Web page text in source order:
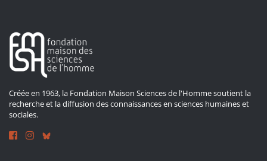
Créée en 1963, la Fondation Maison Sciences de l'Homme soutient la
recherche et la diffusion des connaissances en sciences humaines et
sociales.